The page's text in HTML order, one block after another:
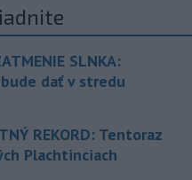
SLNKA:
dať v stredu
REKORD: Tentoraz
Plachtinciach